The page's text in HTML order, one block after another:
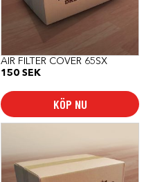
AIR FILTER COVER 65SX
150 SEK
KÖP NU